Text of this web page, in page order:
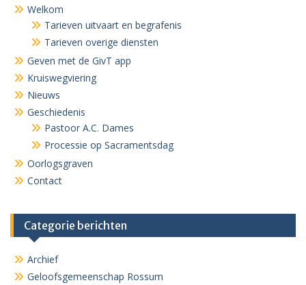
Welkom
Tarieven uitvaart en begrafenis
Tarieven overige diensten
Geven met de GivT app
Kruiswegviering
Nieuws
Geschiedenis
Pastoor A.C. Dames
Processie op Sacramentsdag
Oorlogsgraven
Contact
Categorie berichten
Archief
Geloofsgemeenschap Rossum